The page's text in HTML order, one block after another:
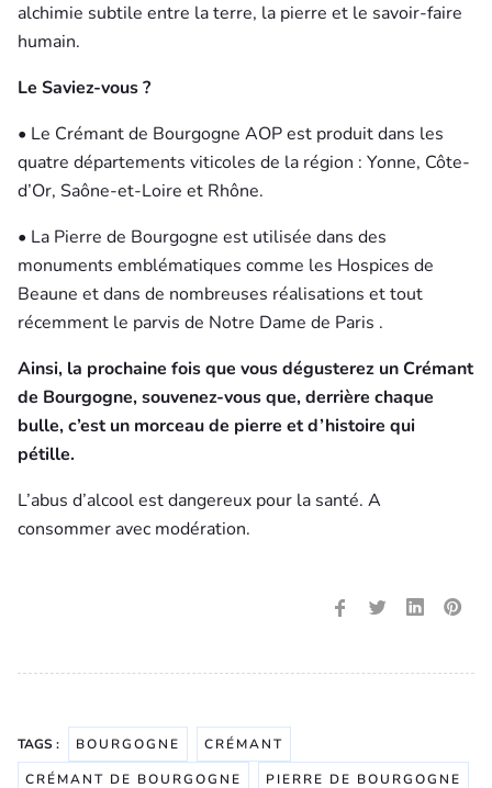
alchimie subtile entre la terre, la pierre et le savoir-faire
humain.
Le Saviez-vous ?
• Le Crémant de Bourgogne AOP est produit dans les
quatre départements viticoles de la région : Yonne, Côte-
d’Or, Saône-et-Loire et Rhône.
• La Pierre de Bourgogne est utilisée dans des
monuments emblématiques comme les Hospices de
Beaune et dans de nombreuses réalisations et tout
récemment le parvis de Notre Dame de Paris .
Ainsi, la prochaine fois que vous dégusterez un Crémant
de Bourgogne, souvenez-vous que, derrière chaque
bulle, c’est un morceau de pierre et d’histoire qui
pétille.
L’abus d’alcool est dangereux pour la santé. A
consommer avec modération.
TAGS : BOURGOGNE
CRÉMANT
CRÉMANT DE BOURGOGNE
PIERRE DE BOURGOGNE